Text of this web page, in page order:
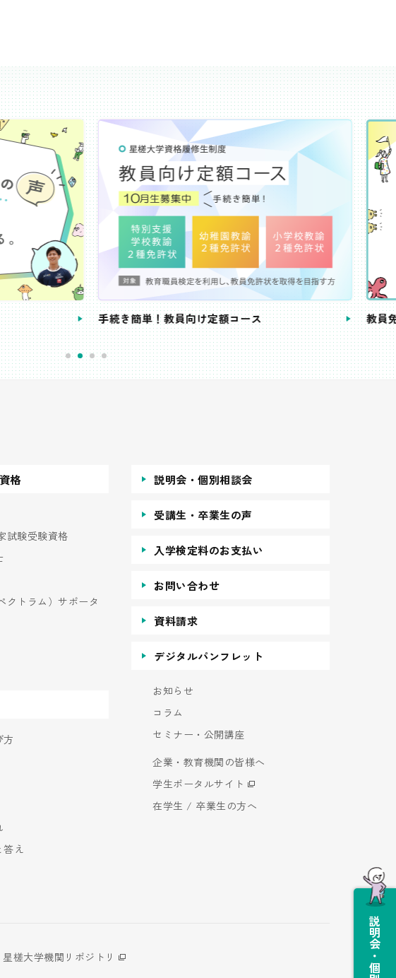
手続き簡単！教員向け定額コース 教員免許状が
格
試験受験資格
クトラム）サポータ
方
答え
説明会・個別相談会
受講生・卒業生の声
入学検定料のお支払い
お問い合わせ
資料請求
デジタルパンフレット
お知らせ
コラム
セミナー・公開講座
企業・教育機関の皆様へ
学生ポータルサイト
在学生 / 卒業生の方へ
星槎大学機関リポジトリ